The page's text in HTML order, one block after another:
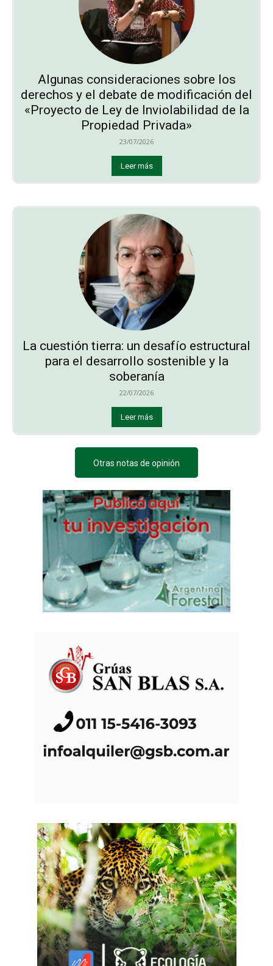
Algunas consideraciones sobre los
derechos y el debate de modificación del
«Proyecto de Ley de Inviolabilidad de la
Propiedad Privada»
23/07/2026
Leer más
La cuestión tierra: un desafío estructural
para el desarrollo sostenible y la
soberanía
22/07/2026
Leer más
Otras notas de opinión